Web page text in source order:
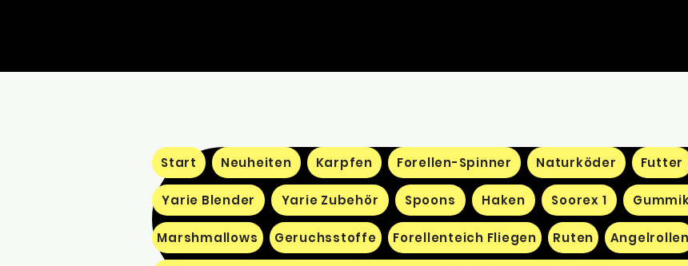
Start Neuheiten Karpfen Forellen-Spinner Naturköder Futter
Yarie Blender Yarie Zubehör Spoons Haken Soorex 1
Marshmallows Geruchsstoffe Forellenteich Fliegen Ruten Angelrollen